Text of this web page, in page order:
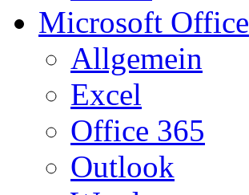
Microsoft Office
Allgemein
Excel
Office 365
Outlook